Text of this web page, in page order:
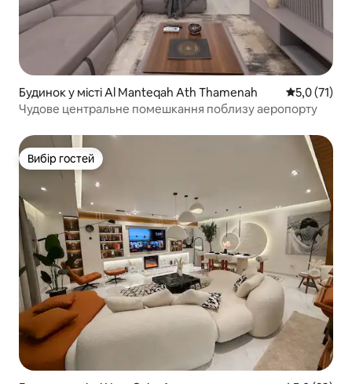
Будинок у місті Al Manteqah Ath Thamenah Середня
5,0 (71)
Чудове центральне помешкання поблизу аеропорту
Вибір гостей
Вибір гостей